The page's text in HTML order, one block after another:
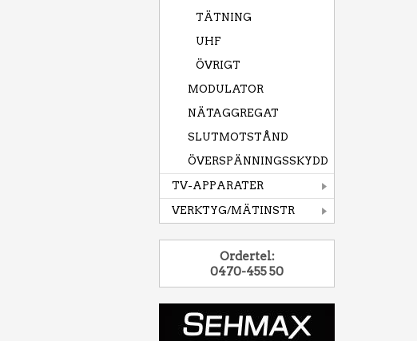
TÄTNING
UHF
ÖVRIGT
MODULATOR
NÄTAGGREGAT
SLUTMOTSTÅND
ÖVERSPÄNNINGSSKYDD
TV-APPARATER
VERKTYG/MÄTINSTR
Ordertel:
0470-455 50